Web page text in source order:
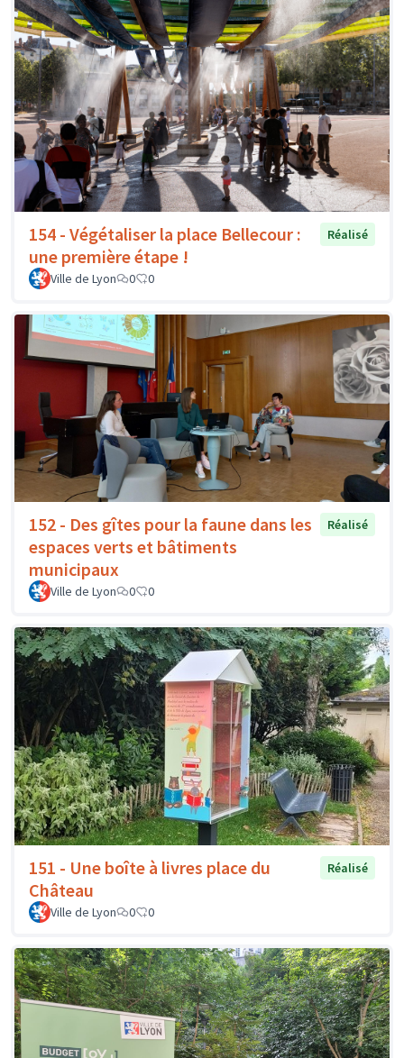
154 - Végétaliser la place Bellecour :
une première étape !
Réalisé
Ville de Lyon 0 0
152 - Des gîtes pour la faune dans les
espaces verts et bâtiments
municipaux
Réalisé
Ville de Lyon 0 0
151 - Une boîte à livres place du
Château
Réalisé
Ville de Lyon 0 0